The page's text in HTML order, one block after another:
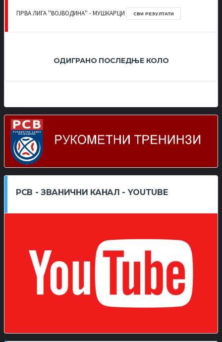
ПРВА ЛИГА ''ВОЈВОДИНА'' - МУШКАРЦИ СВИ РЕЗУЛТАТИ
ОДИГРАНО ПОСЛЕДЊЕ КОЛО
РСВ - ЗВАНИЧНИ КАНАЛ - YOUTUBE